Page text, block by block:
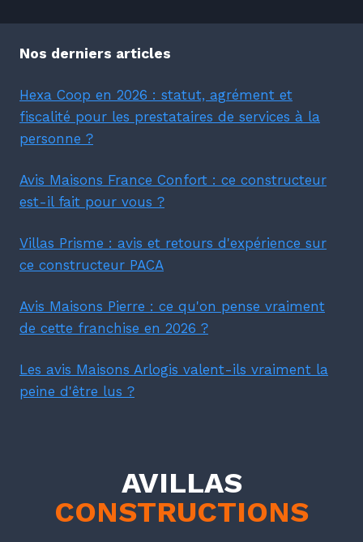
Nos derniers articles
Hexa Coop en 2026 : statut, agrément et
fiscalité pour les prestataires de services à la
personne ?
Avis Maisons France Confort : ce constructeur
est-il fait pour vous ?
Villas Prisme : avis et retours d'expérience sur
ce constructeur PACA
Avis Maisons Pierre : ce qu'on pense vraiment
de cette franchise en 2026 ?
Les avis Maisons Arlogis valent-ils vraiment la
peine d'être lus ?
AVILLAS
CONSTRUCTIONS